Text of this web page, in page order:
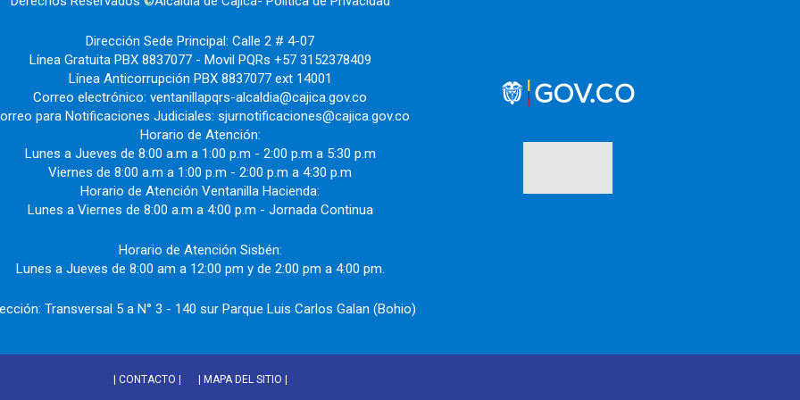
Dirección Sede Principal: Calle 2 # 4-07
Línea Gratuita PBX 8837077 - Movil PQRs +57 3152378409
Línea Anticorrupción PBX 8837077 ext 14001
Correo electrónico: ventanillapqrs-alcaldia@cajica.gov.co
para Notificaciones Judiciales: sjurnotificaciones@cajica.gov.co
Horario de Atención:
Lunes a Jueves de 8:00 a.m a 1:00 p.m - 2:00 p.m a 5:30 p.m
Viernes de 8:00 a.m a 1:00 p.m - 2:00 p.m a 4:30 p.m
Horario de Atención Ventanilla Hacienda:
Lunes a Viernes de 8:00 a.m a 4:00 p.m - Jornada Continua
Horario de Atención Sisbén:
Lunes a Jueves de 8:00 am a 12:00 pm y de 2:00 pm a 4:00 pm.
Transversal 5 a N° 3 - 140 sur Parque Luis Carlos Galan (Bohio)
| CONTACTO | | MAPA DEL SITIO |